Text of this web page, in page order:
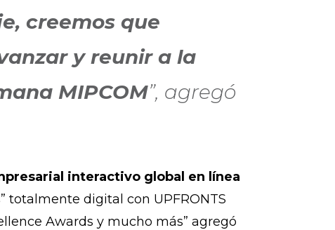
creemos que
y reunir a la
MIPCOM”, agregó
interactivo global en línea
totalmente digital con UPFRONTS
Awards y mucho más” agregó